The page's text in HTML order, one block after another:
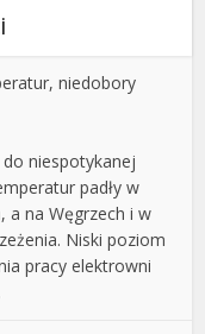
niedobory
do niespotykanej
padły w
a na Węgrzech i w
Niski poziom
pracy elektrowni